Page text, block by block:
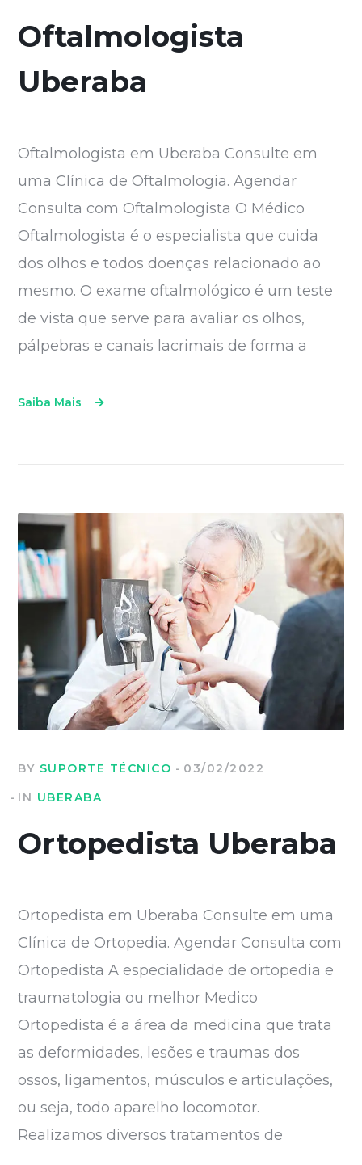
Oftalmologista
Uberaba
Oftalmologista em Uberaba Consulte em
uma Clínica de Oftalmologia. Agendar
Consulta com Oftalmologista O Médico
Oftalmologista é o especialista que cuida
dos olhos e todos doenças relacionado ao
mesmo. O exame oftalmológico é um teste
de vista que serve para avaliar os olhos,
pálpebras e canais lacrimais de forma a
Saiba Mais
BY SUPORTE TÉCNICO
03/02/2022
IN UBERABA
Ortopedista Uberaba
Ortopedista em Uberaba Consulte em uma
Clínica de Ortopedia. Agendar Consulta com
Ortopedista A especialidade de ortopedia e
traumatologia ou melhor Medico
Ortopedista é a área da medicina que trata
as deformidades, lesões e traumas dos
ossos, ligamentos, músculos e articulações,
ou seja, todo aparelho locomotor.
Realizamos diversos tratamentos de